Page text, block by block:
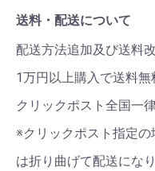
送料・配送について
配送方法追加及び送料
1万円以上購入で送料無
クリックポスト全国一
※クリックポスト指定
は折り曲げて配送にな